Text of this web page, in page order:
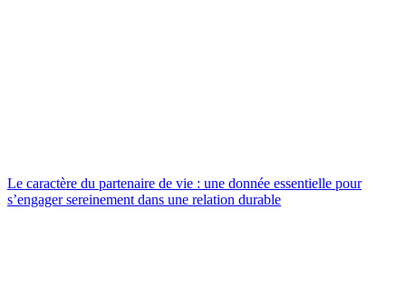
Le caractère du partenaire de vie : une donnée essentielle pour
s’engager sereinement dans une relation durable